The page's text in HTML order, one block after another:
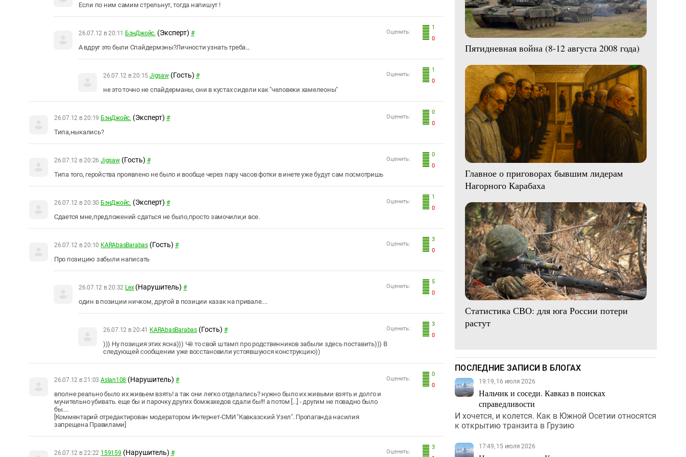
Если по ним самим стрельнут, тогда напишут !
1
0
Оценить:
26.07.12 в 20:11 БэнДжойс. (Эксперт) #
А вдруг это были Спайдермэны?Личности узнать треба...
1
0
Оценить:
26.07.12 в 20:15 Jigsaw (Гость) #
не это точно не спайдерманы, они в кустах сидели как "человеки хамелеоны"
0
0
Оценить:
26.07.12 в 20:19 БэнДжойс. (Эксперт) #
Типа,ныкались?
0
0
Оценить:
26.07.12 в 20:26 Jigsaw (Гость) #
Типа того, геройства проявлено не было и вообще через пару часов фотки в инете уже будут сам посмотришь
1
0
Оценить:
26.07.12 в 20:30 БэнДжойс. (Эксперт) #
Сдается мне,предложений сдаться не было,просто замочили,и все.
3
0
Оценить:
26.07.12 в 20:10 KARAbasBarabas (Гость) #
Про позицию забыли написать
5
0
Оценить:
26.07.12 в 20:32 Leх (Нарушитель) #
один в позиции ничком, другой в позиции казак на привале....
3
0
Оценить:
26.07.12 в 20:41 KARAbasBarabas (Гость) #
))) Ну позиция этих ясна))) Чё то свой штамп про родственников забыли здесь поставить))) В
следующей сообщении уже восстановили устоявшуюся конструкцию))
0
0
Оценить:
26.07.12 в 21:03 Aslan108 (Нарушитель) #
вполне реально было их живьем взять! а так они легко отделались? нужно было их живыми взять и долго и
мучительно убивать. еще бы и парочку других бомжахедов сдали бы!!! а потом [...] - другим не повадно было
бы....
[Комментарий отредактирован модератором Интернет-СМИ "Кавказский Узел". Пропаганда насилия
запрещена Правилами]
3
Оценить:
26.07.12 в 22:22 159159 (Нарушитель) #
Пятидневная война (8-12 августа 2008 года)
Главное о приговорах бывшим лидерам
Нагорного Карабаха
Статистика СВО: для юга России потери
растут
ПОСЛЕДНИЕ ЗАПИСИ В БЛОГАХ
19:19, 16 июля 2026
Нальчик и соседи. Кавказ в поисках
справедливости
И хочется, и колется. Как в Южной Осетии относятся
к открытию транзита в Грузию
17:49, 15 июля 2026